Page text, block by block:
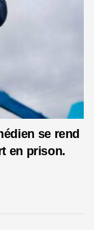
se rend
en prison.